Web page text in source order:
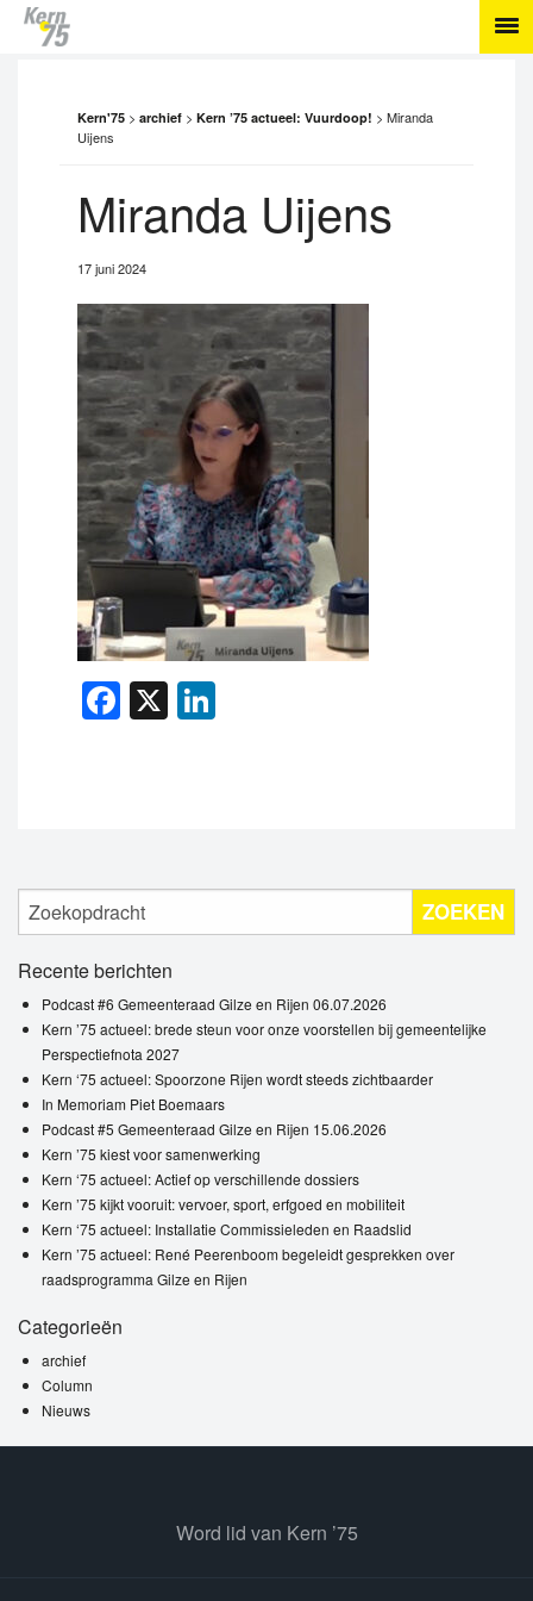
Kern'75 > archief > Kern ’75 actueel: Vuurdoop! > Miranda
Uijens
Miranda Uijens
17 juni 2024
Facebook
X
ZOEKEN
Recente berichten
Podcast #6 Gemeenteraad Gilze en Rijen 06.07.2026
Kern ’75 actueel: brede steun voor onze voorstellen bij gemeentelijke
Perspectiefnota 2027
Kern ‘75 actueel: Spoorzone Rijen wordt steeds zichtbaarder
In Memoriam Piet Boemaars
Podcast #5 Gemeenteraad Gilze en Rijen 15.06.2026
Kern ’75 kiest voor samenwerking
Kern ‘75 actueel: Actief op verschillende dossiers
Kern ’75 kijkt vooruit: vervoer, sport, erfgoed en mobiliteit
Kern ‘75 actueel: Installatie Commissieleden en Raadslid
Kern ’75 actueel: René Peerenboom begeleidt gesprekken over
raadsprogramma Gilze en Rijen
Categorieën
archief
Column
Nieuws
Word lid van Kern ’75